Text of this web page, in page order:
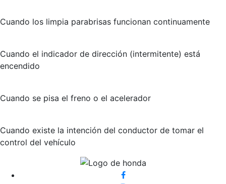
Cuando los limpia parabrisas funcionan continuamente
Cuando el indicador de dirección (intermitente) está
encendido
Cuando se pisa el freno o el acelerador
Cuando existe la intención del conductor de tomar el
control del vehículo